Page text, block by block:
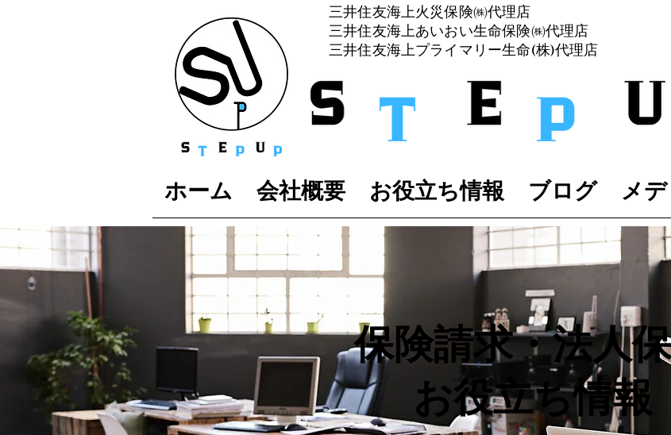
三井住友海上火災保険㈱代理店
​三井住友海上あいおい生命保険㈱代理店
​三井住友海上プライマリー生命(株)代理店
ホーム 会社概要 お役立ち情報 ブログ メ
保険請求・​法人
お役立ち情報